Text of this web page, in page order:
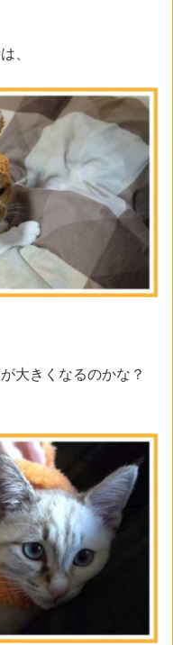
、
大きくなるのかな？